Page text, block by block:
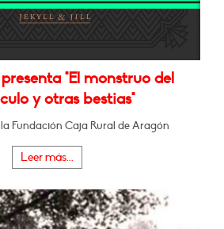
"El monstruo del
y otras bestias"
Fundación Caja Rural de Aragón
Leer más...